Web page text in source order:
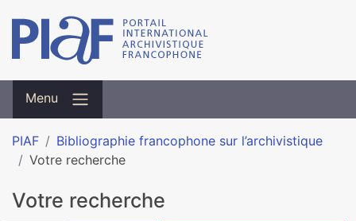
Menu
PIAF
Bibliographie francophone sur l’archivistique
Votre recherche
Votre recherche